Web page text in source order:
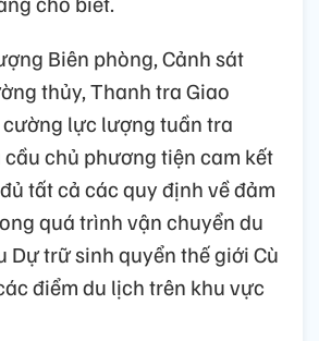
Biên phòng, Cảnh sát
thủy, Thanh tra Giao
lực lượng tuần tra
cầu chủ phương tiện cam kết
tất cả các quy định về đảm
quá trình vận chuyển du
Dự trữ sinh quyển thế giới Cù
điểm du lịch trên khu vực